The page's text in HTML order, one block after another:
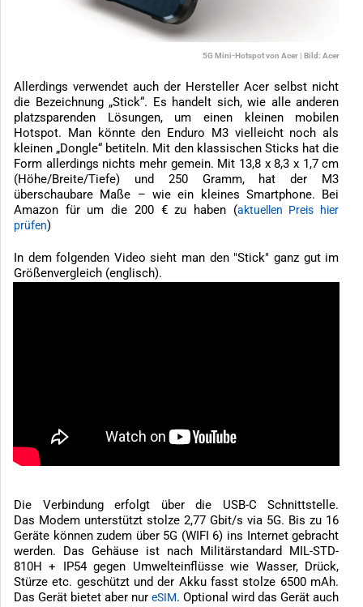
5G Mini-Hotspot von Acer | Bild: Acer
Allerdings verwendet auch der Hersteller Acer selbst nicht
die Bezeichnung „Stick“. Es handelt sich, wie alle anderen
platzsparenden Lösungen, um einen kleinen mobilen
Hotspot. Man könnte den Enduro M3 vielleicht noch als
kleinen „Dongle“ betiteln. Mit den klassischen Sticks hat die
Form allerdings nichts mehr gemein. Mit 13,8 x 8,3 x 1,7 cm
(Höhe/Breite/Tiefe) und 250 Gramm, hat der M3
überschaubare Maße – wie ein kleines Smartphone. Bei
Amazon für um die 200 € zu haben (aktuellen Preis hier
prüfen)
In dem folgenden Video sieht man den "Stick" ganz gut im
Größenvergleich (englisch).
Die Verbindung erfolgt über die USB-C Schnittstelle.
Das Modem unterstützt stolze 2,77 Gbit/s via 5G. Bis zu 16
Geräte können zudem über 5G (WIFI 6) ins Internet gebracht
werden. Das Gehäuse ist nach Militärstandard MIL-STD-
810H + IP54 gegen Umwelteinflüsse wie Wasser, Drück,
Stürze etc. geschützt und der Akku fasst stolze 6500 mAh.
Das Gerät bietet aber nureSIM. Optional wird das Gerät auch